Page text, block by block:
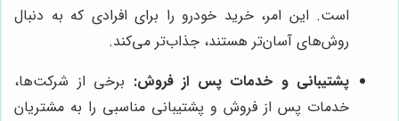
است. این امر، خرید خودرو را برای افرادی که به دنبال
روش‌های آسان‌تر هستند، جذاب‌تر می‌کند.
پشتیبانی و خدمات پس از فروش: برخی از شرکت‌ها،
خدمات پس از فروش و پشتیبانی مناسبی را به مشتریان